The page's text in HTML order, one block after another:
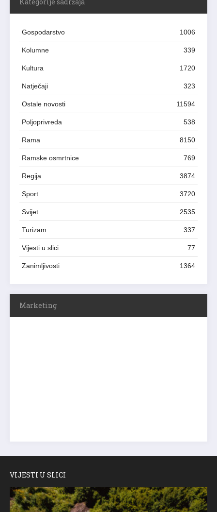
Kategorije sadržaja
Gospodarstvo 1006
Kolumne 339
Kultura 1720
Natječaji 323
Ostale novosti 11594
Poljoprivreda 538
Rama 8150
Ramske osmrtnice 769
Regija 3874
Sport 3720
Svijet 2535
Turizam 337
Vijesti u slici 77
Zanimljivosti 1364
Marketing
VIJESTI U SLICI